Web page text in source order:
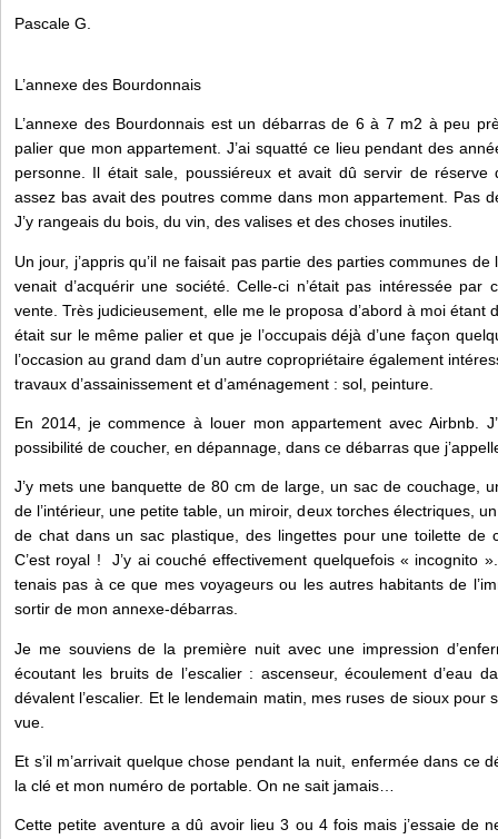
Pascale G.
L’annexe des Bourdonnais
L’annexe des Bourdonnais est un débarras de 6 à 7 m2 à peu
palier que mon appartement. J’ai squatté ce lieu pendant des
personne. Il était sale, poussiéreux et avait dû servir de réserve
assez bas avait des poutres comme dans mon appartement. Pas
J’y rangeais du bois, du vin, des valises et des choses inutiles.
Un jour, j’appris qu’il ne faisait pas partie des parties communes de
venait d’acquérir une société. Celle-ci n’était pas intéressée
vente. Très judicieusement, elle me le proposa d’abord à moi étant
était sur le même palier et que je l’occupais déjà d’une façon
l’occasion au grand dam d’un autre copropriétaire également
travaux d’assainissement et d’aménagement : sol, peinture.
En 2014, je commence à louer mon appartement avec Airbnb.
possibilité de coucher, en dépannage, dans ce débarras que
J’y mets une banquette de 80 cm de large, un sac de couchage,
de l’intérieur, une petite table, un miroir, deux torches électriques,
de chat dans un sac plastique, des lingettes pour une toilette de
C’est royal ! J’y ai couché effectivement quelquefois « incognito
tenais pas à ce que mes voyageurs ou les autres habitants de
sortir de mon annexe-débarras.
Je me souviens de la première nuit avec une impression
écoutant les bruits de l’escalier : ascenseur, écoulement d’eau
dévalent l’escalier. Et le lendemain matin, mes ruses de sioux pour
vue.
Et s’il m’arrivait quelque chose pendant la nuit, enfermée dans ce
la clé et mon numéro de portable. On ne sait jamais…
Cette petite aventure a dû avoir lieu 3 ou 4 fois mais j’essaie de